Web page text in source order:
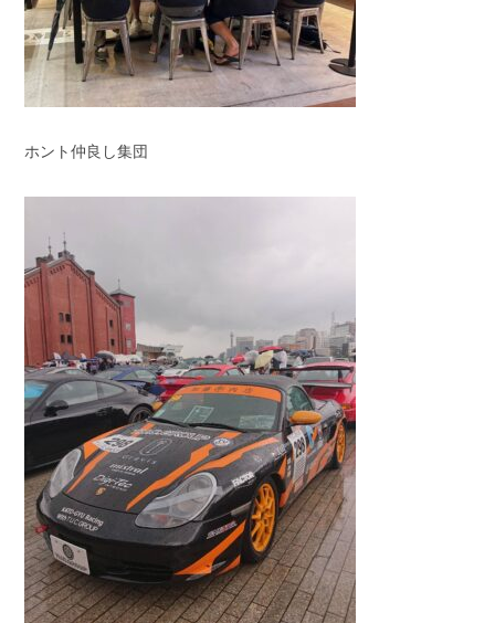
ホント仲良し集団